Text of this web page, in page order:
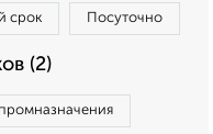
срок Посуточно
(2)